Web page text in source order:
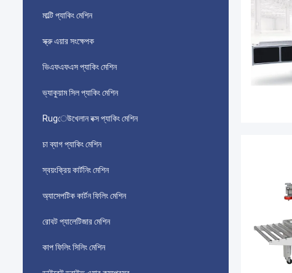
মাল্টি প্যাকিং মেশিন
স্ক্রু এয়ার সংক্ষেপক
ভিএফএফএস প্যাকিং মেশিন
ভ্যাকুয়াম সিল প্যাকিং মেশিন
Rugেউখেলান বক্স প্যাকিং মেশিন
চা ব্যাগ প্যাকিং মেশিন
স্বয়ংক্রিয় কার্টনিং মেশিন
অ্যাসেপটিক কার্টন ফিলিং মেশিন
রোবট প্যালেটিজার মেশিন
কাপ ফিলিং সিলিং মেশিন